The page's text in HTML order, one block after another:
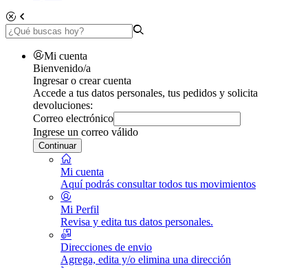
Mi cuenta
Bienvenido/a
Ingresar o crear cuenta
Accede a tus datos personales, tus pedidos y solicita
devoluciones:
Correo electrónico
Ingrese un correo válido
Continuar
Mi cuenta
Aquí podrás consultar todos tus movimientos
Mi Perfil
Revisa y edita tus datos personales.
Direcciones de envio
Agrega, edita y/o elimina una dirección